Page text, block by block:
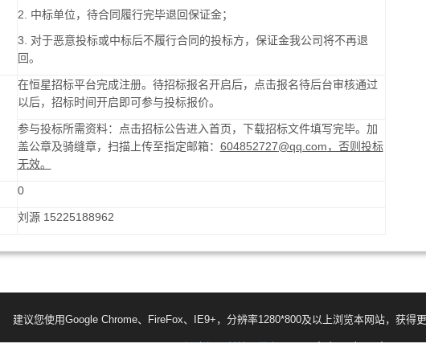
2. 中标单位，待合同履行完毕退回保证金；
3. 对于恶意投标或中标后不履行合同的投标方，保证金我公司将不再退
回。
在恒星招标平台完成注册。待招标报名开启后，点击报名待后台审核通过
以后，招标时间开启即可参与投标报价。
参与投标所需资料：点击招标公告进入首页，下载招标文件填写完毕。加
盖公章及骑缝章，扫描上传至指定邮箱： 604852727@qq.com，否则投标
无效。
0
刘源15225188962
建议您使用Google Chrome、FireFox、IE9+，分辨率1280*800及以上浏览本网站，获得